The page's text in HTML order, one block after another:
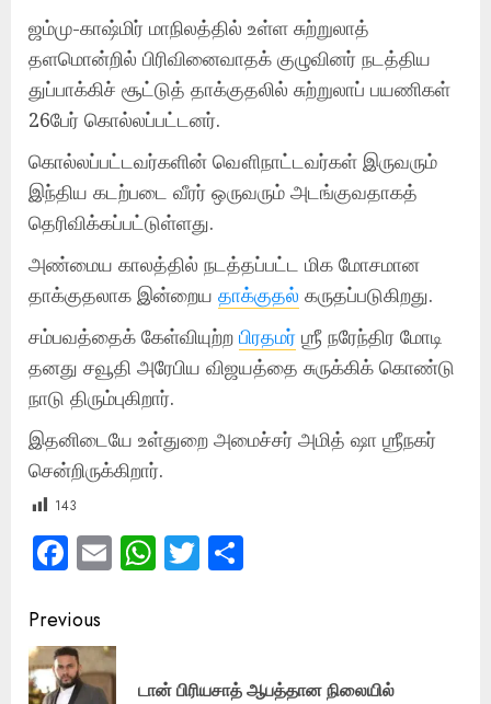
ஜம்மு-காஷ்மிர் மாநிலத்தில் உள்ள சுற்றுலாத்
தளமொன்றில் பிரிவினைவாதக் குழுவினர் நடத்திய
துப்பாக்கிச் சூட்டுத் தாக்குதலில் சுற்றுலாப் பயணிகள்
26பேர் கொல்லப்பட்டனர்.
கொல்லப்பட்டவர்களின் வௌிநாட்டவர்கள் இருவரும்
இந்திய கடற்படை வீரர் ஒருவரும் அடங்குவதாகத்
தெரிவிக்கப்பட்டுள்ளது.
அண்மைய காலத்தில் நடத்தப்பட்ட மிக மோசமான
தாக்குதலாக இன்றைய தாக்குதல் கருதப்படுகிறது.
சம்பவத்தைக் கேள்வியுற்ற பிரதமர் ஶ்ரீ நரேந்திர மோடி
தனது சவூதி அரேபிய விஜயத்தை சுருக்கிக் கொண்டு
நாடு திரும்புகிறார்.
இதனிடையே உள்துறை அமைச்சர் அமித் ஷா ஶ்ரீநகர்
சென்றிருக்கிறார்.
143
Facebook
EmailWhatsApp
Twitter
Post
navigation
Previous
டான் பிரியசாத் ஆபத்தான நிலையில்